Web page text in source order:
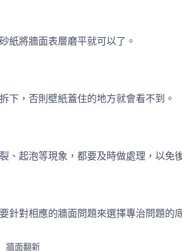
紙將牆面表層磨平就可以了。
下，否則壁紙蓋住的地方就會看不到。
、起泡等現象，都要及時做處理，以免
針對相應的牆面問題來選擇專治問題的